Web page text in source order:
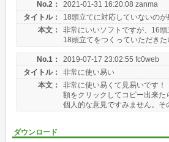
No.2：
2021-01-31 16:20:08 zanma
タイトル：
18頭立てに対応していないのが
本文：
非常にいいソフトですが、16
18頭立てをつくっていただきた
No.1： 2019-07-17 23:02:55 fc0web
タイトル：
非常に使い易い
本文：
非常に使い易くて見易いです
額をクリックしてコピー出来
個人的な意見ですみません。そ
ダウンロード